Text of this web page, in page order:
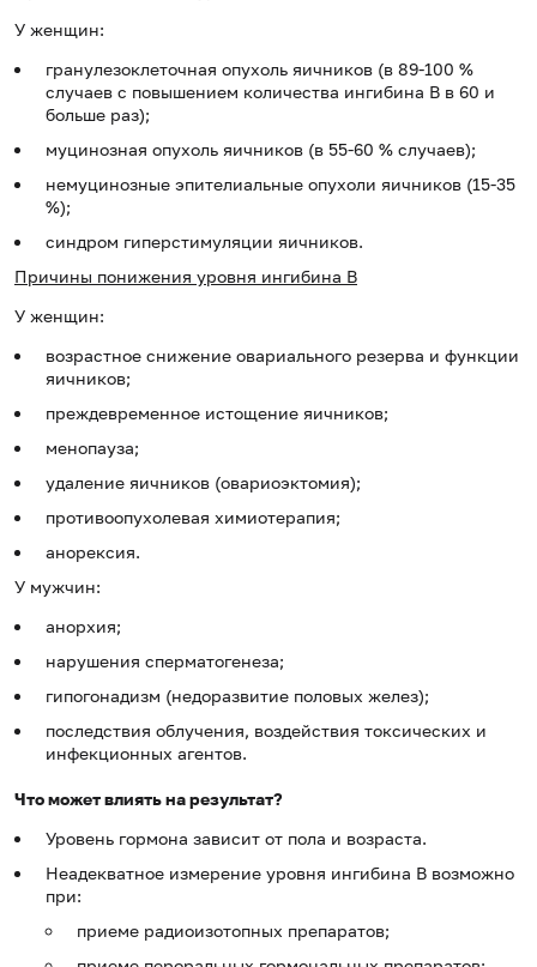
У женщин:
гранулезоклеточная опухоль яичников (в 89-100 %
случаев с повышением количества ингибина В в 60 и
больше раз);
муцинозная опухоль яичников (в 55-60 % случаев);
немуцинозные эпителиальные опухоли яичников (15-35
%);
синдром гиперстимуляции яичников.
Причины понижения уровня ингибина B
У женщин:
возрастное снижение овариального резерва и функции
яичников;
преждевременное истощение яичников;
менопауза;
удаление яичников (овариоэктомия);
противоопухолевая химиотерапия;
анорексия.
У мужчин:
анорхия;
нарушения сперматогенеза;
гипогонадизм (недоразвитие половых желез);
последствия облучения, воздействия токсических и
инфекционных агентов.
Что может влиять на результат?
Уровень гормона зависит от пола и возраста.
Неадекватное измерение уровня ингибина В возможно
при:
приеме радиоизотопных препаратов;